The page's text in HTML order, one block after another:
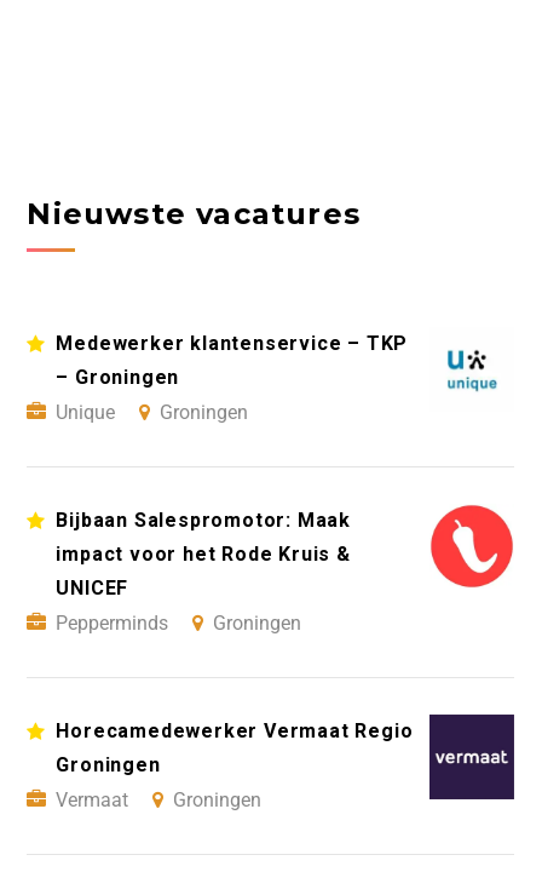
Nieuwste vacatures
Medewerker klantenservice – TKP
– Groningen
Unique
Groningen
Bijbaan Salespromotor: Maak
impact voor het Rode Kruis &
UNICEF
Pepperminds
Groningen
Horecamedewerker Vermaat Regio
Groningen
Vermaat
Groningen